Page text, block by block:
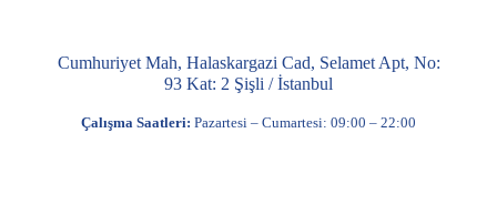
Cumhuriyet Mah, Halaskargazi Cad, Selamet Apt, No:
93 Kat: 2 Şişli / İstanbul
Çalışma Saatleri: Pazartesi – Cumartesi: 09:00 – 22:00